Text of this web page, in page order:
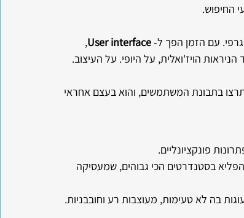
החיפוש.
עם הזמן הפך ל- User interface
,
הויז'ואלית, על היופי. על העיצוב.
בתבונת המשתמשים, והוא בעצם אחראי
פונקציונליים.
בסטנדרטים הכי גבוהים, שמעסיקה
בה לא טעימות, מעוצבות רע וחובבניות.